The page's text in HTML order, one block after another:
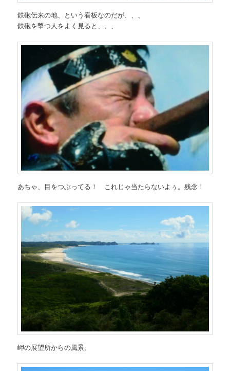
鉄砲伝来の地、という看板なのだが、、、
鉄砲を撃つ人をよく見ると、、、
あちゃ、目をつぶってる！ これじゃ当たらないよぅ。残念！
岬の展望所からの風景。